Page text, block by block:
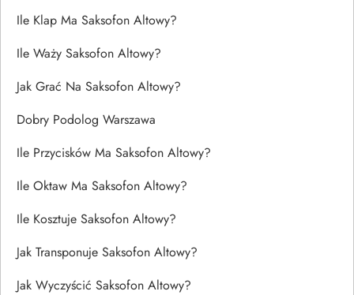
Ile Klap Ma Saksofon Altowy?
Ile Waży Saksofon Altowy?
Jak Grać Na Saksofon Altowy?
Dobry Podolog Warszawa
Ile Przycisków Ma Saksofon Altowy?
Ile Oktaw Ma Saksofon Altowy?
Ile Kosztuje Saksofon Altowy?
Jak Transponuje Saksofon Altowy?
Jak Wyczyścić Saksofon Altowy?